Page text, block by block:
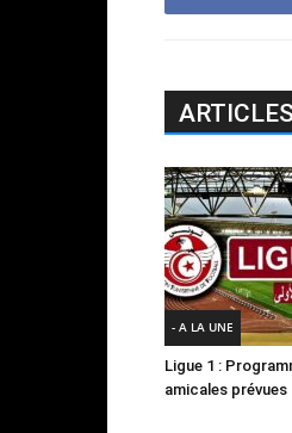
- A LA UNE
Ligue 1 :
amicales